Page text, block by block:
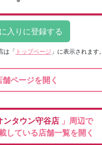
は 「 トップページ 」に表示されます。
ページを開く
ンタウン守谷店 」周辺で
している店舗一覧を開く